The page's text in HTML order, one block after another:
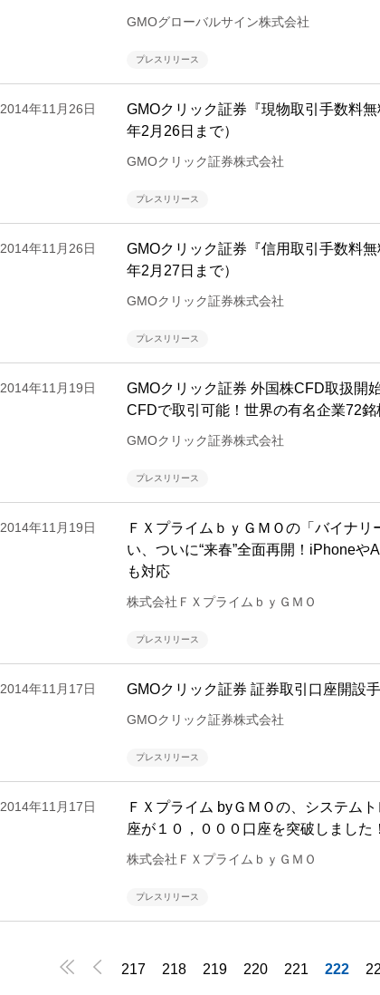
GMOグローバルサイン株式会社
プレスリリース
2014年11月26日
GMOクリック証券『現物取引手数料
年2月26日まで）
GMOクリック証券株式会社
プレスリリース
2014年11月26日
GMOクリック証券『信用取引手数料
年2月27日まで）
GMOクリック証券株式会社
プレスリリース
2014年11月19日
GMOクリック証券 外国株CFD取扱開
CFDで取引可能！世界の有名企業72
GMOクリック証券株式会社
プレスリリース
2014年11月19日
ＦＸプライムｂｙＧＭＯの「バイナ
い、ついに“来春”全面再開！iPhone
も対応
株式会社ＦＸプライムｂｙＧＭＯ
プレスリリース
2014年11月17日 GMOクリック証券 証券取引口座開設
GMOクリック証券株式会社
プレスリリース
2014年11月17日
ＦＸプライム byＧＭＯの、システム
座が１０，０００口座を突破しました！
株式会社ＦＸプライムｂｙＧＭＯ
プレスリリース
  217 218 219 220 221 222